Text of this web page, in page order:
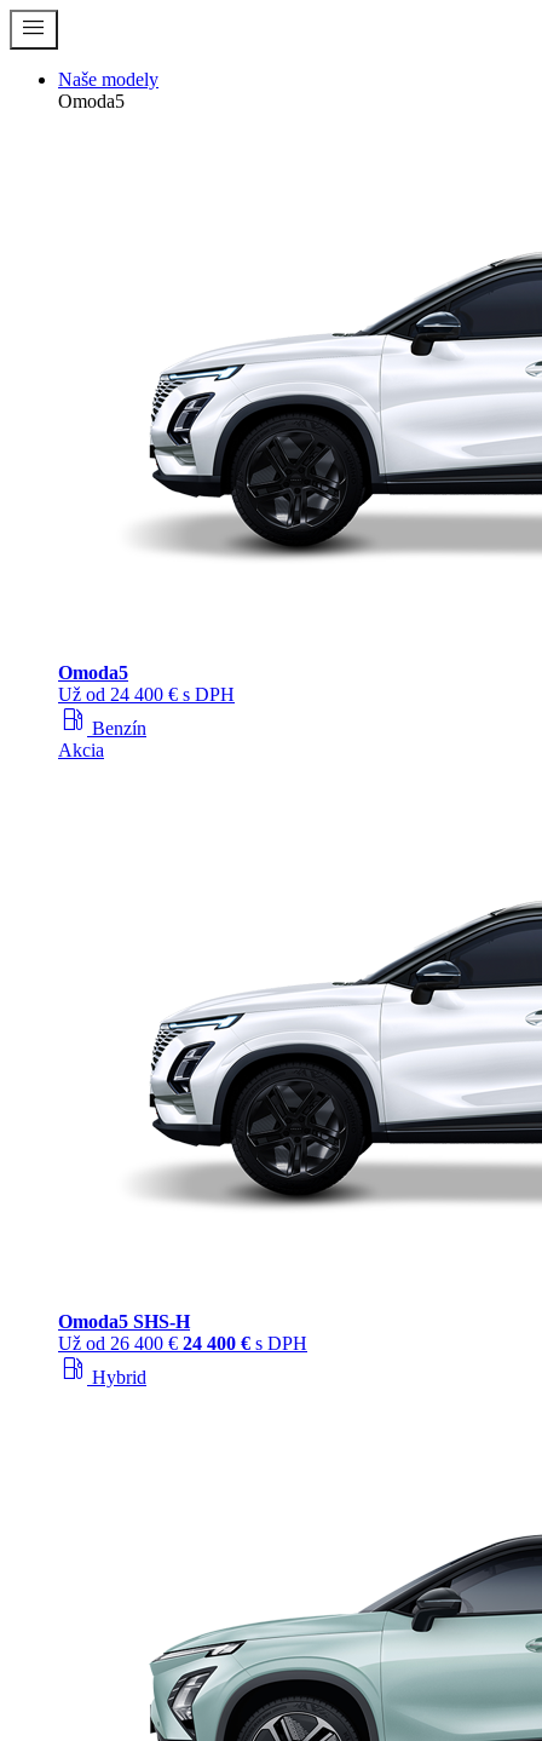
menu
Naše modely
Omoda5
Omoda5
Už od 24 400 € s DPH
local_gas_station Benzín
Akcia
Omoda5 SHS‑H
Už od 26 400 € 24 400 € s DPH
local_gas_station Hybrid